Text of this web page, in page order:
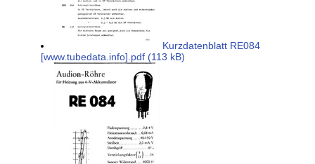
Kurzdatenblatt RE084
[www.tubedata.info].pdf (113 kB)